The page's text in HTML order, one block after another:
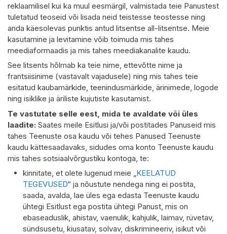
reklaamilisel kui ka muul eesmärgil, valmistada teie Panustest
tuletatud teoseid või lisada neid teistesse teostesse ning
anda käesolevas punktis antud litsentse all-litsentse. Meie
kasutamine ja levitamine võib toimuda mis tahes
meediaformaadis ja mis tahes meediakanalite kaudu.
See litsents hõlmab ka teie nime, ettevõtte nime ja
frantsiisinime (vastavalt vajadusele) ning mis tahes teie
esitatud kaubamärkide, teenindusmärkide, ärinimede, logode
ning isiklike ja äriliste kujutiste kasutamist.
Te vastutate selle eest, mida te avaldate või üles
laadite: Saates meile Esitlusi ja/või postitades Panuseid mis
tahes Teenuste osa kaudu või tehes Panused Teenuste
kaudu kättesaadavaks, sidudes oma konto Teenuste kaudu
mis tahes sotsiaalvõrgustiku kontoga, te:
kinnitate, et olete lugenud meie „KEELATUD
TEGEVUSED“ ja nõustute nendega ning ei postita,
saada, avalda, lae üles ega edasta Teenuste kaudu
ühtegi Esitlust ega postita ühtegi Panust, mis on
ebaseaduslik, ahistav, vaenulik, kahjulik, laimav, rüvetav,
sündsusetu, kiusatav, solvav, diskrimineeriv, isikut või